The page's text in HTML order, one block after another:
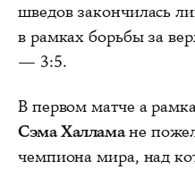
шведов закончилась
в рамках борьбы за
— 3:5.
В первом матче а
Сэма Халламане
чемпиона мира, над